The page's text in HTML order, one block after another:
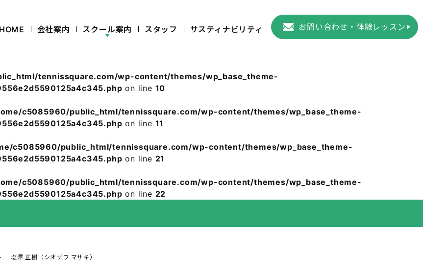
HOME 会社案内 スクール案内 スタッフ サスティナビリティ お問い合わせ・体験レッスン
tennissquare.com/wp-content/themes/wp_base_theme-
on line 10
c5085960/public_html/tennissquare.com/wp-content/themes/wp_base_theme-
on line 11
c5085960/public_html/tennissquare.com/wp-content/themes/wp_base_theme-
on line 21
c5085960/public_html/tennissquare.com/wp-content/themes/wp_base_theme-
on line 22
塩澤 正樹（シオザワ マサキ）